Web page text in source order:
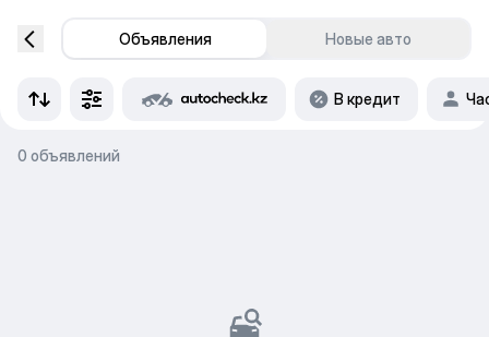
Объявления Новые авто
В кредит
0 объявлений